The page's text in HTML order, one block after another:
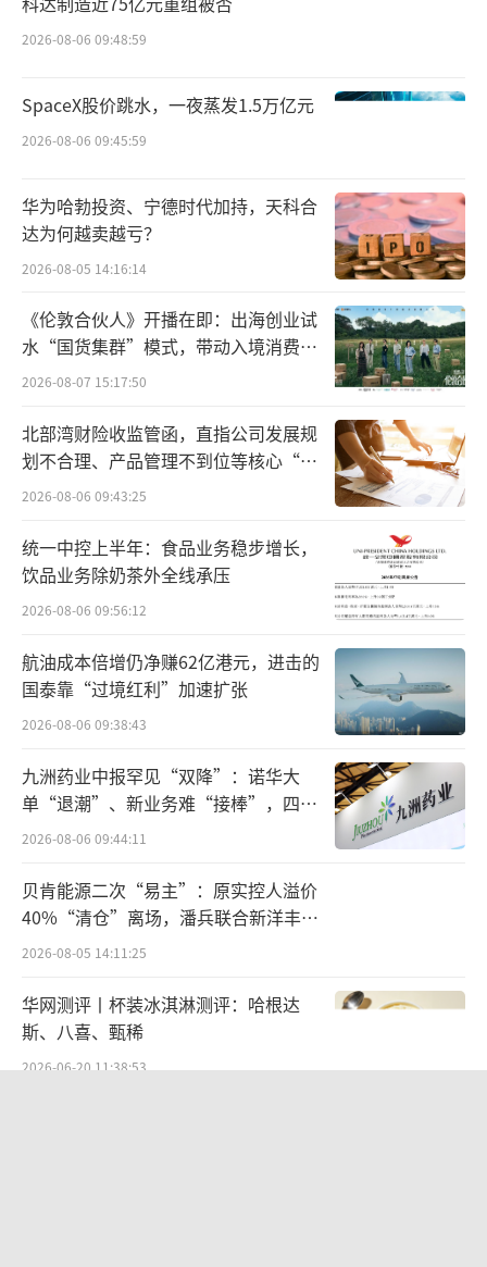
下门店，增长空间更大。
这几年，宠物鲜食、宠物用品、宠物集合
店等新业态层出不穷。不养宠物的人当然很难
理解其商业模式，但自有毛孩子的爸妈来给它
们买单。
这其中的很多业务，早已超出了食品和用
品的范畴，升级成对宠主的心理按摩。将宠物
们的恩格尔系数越拉越低。
甚至，宠物市场已经出现了规模化的定制
度，“宠物定制”订单同比增长375%。
如果说，宠物市场的中宠和乖宝，相当于
大众消费中的金龙鱼、中粮；那么，宠物线下
消费市场，则非常需要自己的胖东来、名创优
品和盒马。
实际上，盒马在宠物经济领域，已经有相
当丰富的业务布局。继在上海落地洗猫洗狗服
务后，盒马去年在全国门店上线了几十款宠物
商品，包括宠物食品、猫砂、宠物清洁湿巾
等，主打超高性价比。
除了吃喝，宠物的出行，也成为今年以来
各大公司的发力点。除了传统的宠物背包、宠
物推车，越来越多的人类出行方式，开始走宠
物友好路线，如高铁和哈罗顺风车，也可以让
天眼查显示，宠物经济新注册公司数量，
从2021年-2022年的接近百万家，2023年以后
2026-08-06 09:48:59
SpaceX股价跳水，一夜蒸发1.5万亿元
2026-08-06 09:45:59
华为哈勃投资、宁德时代加持，天科合
达为何越卖越亏？
2026-08-05 14:16:14
《伦敦合伙人》开播在即：出海创业试
水“国货集群”模式，带动入境消费反
向种草
2026-08-07 15:17:50
北部湾财险收监管函，直指公司发展规
划不合理、产品管理不到位等核心“痛
点”
2026-08-06 09:43:25
统一中控上半年：食品业务稳步增长，
饮品业务除奶茶外全线承压
2026-08-06 09:56:12
航油成本倍增仍净赚62亿港元，进击的
国泰靠“过境红利”加速扩张
2026-08-06 09:38:43
九洲药业中报罕见“双降”：诺华大
单“退潮”、新业务难“接棒”，四大
难关待闯
2026-08-06 09:44:11
贝肯能源二次“易主”：原实控人溢价
40%“清仓”离场，潘兵联合新洋丰、
宏科百世拟入主
2026-08-05 14:11:25
华网测评丨杯装冰淇淋测评：哈根达
斯、八喜、甄稀
2026-06-20 11:38:53